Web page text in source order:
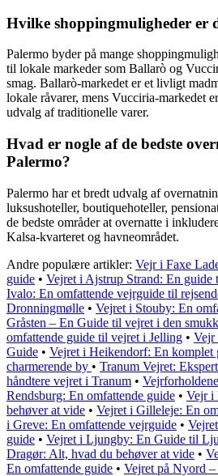
Hvilke shoppingmuligheder er
Palermo byder på mange
til lokale markeder som Ballarò og
smag. Ballarò-markedet er et livligt
lokale råvarer, mens Vucciria-markedet
udvalg af traditionelle varer.
Hvad er nogle af de bedste
Palermo?
Palermo har et bredt udvalg af
luksushoteller, boutiquehoteller,
de bedste områder at overnatte i
Kalsa-kvarteret og havneområdet.
Andre populære artikler: Vejr i Faxe
guide • Vejret i Ajstrup Strand: En guide
Ivalo: En omfattende vejrguide til
Dronningmølle • Vejret i Stouby: En
Gråsten – En Guide til vejret i den
omfattende guide til vejret i Jelling • Vejr
Guide • Vejret i Heikendorf: En komplet
charmerende by • Tranum Vejret:
håndtere vejret i Tranum •
Rendsburg: En omfattende guide • Vejr i
behøver at vide • Vejret i Gilleleje: En
i Greve: En omfattende vejrguide •
guide • Vejret i Ljungby: En Guide til
Dragør: Alt, hvad du behøver at vide •
En omfattende guide • Vejret på Nyord